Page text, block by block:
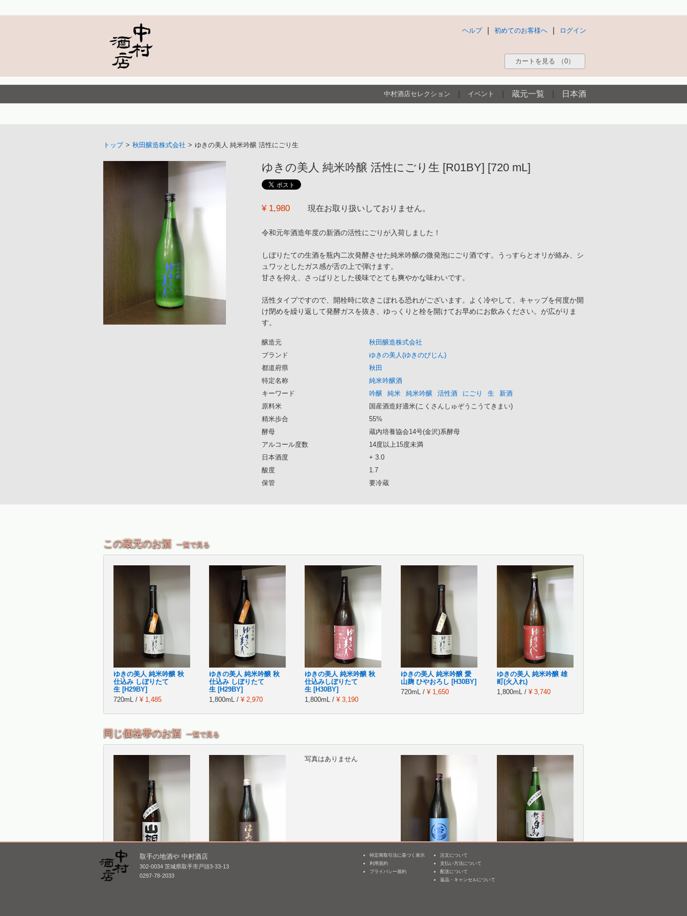
ログイン
初めてのお客様へ
ヘルプ
カートを見る （0）
中村酒店セレクション イベント 蔵元一覧 日本酒
トップ > 秋田醸造株式会社 > ゆきの美人 純米吟醸 活性にごり生
ゆきの美人 純米吟醸 活性にごり生 [R01BY] [720 mL]
¥ 1,980 現在お取り扱いしておりません。
令和元年酒造年度の新酒の活性にごりが入荷しました！
しぼりたての生酒を瓶内二次発酵させた純米吟醸の微発泡にごり酒です。うっすらとオリが絡み、シ
ュワッとしたガス感が舌の上で弾けます。
甘さを抑え、さっぱりとした後味でとても爽やかな味わいです。
活性タイプですので、開栓時に吹きこぼれる恐れがございます。よく冷やして、キャップを何度か開
け閉めを繰り返して発酵ガスを抜き、ゆっくりと栓を開けてお早めにお飲みください。が広がりま
す。
醸造元
秋田醸造株式会社
ブランド
ゆきの美人(ゆきのびじん)
都道府県
秋田
特定名称
純米吟醸酒
キーワード
吟醸 純米 純米吟醸 活性酒 にごり 生
新酒
原料米
国産酒造好適米(こくさんしゅぞうこうてきまい)
精米歩合
55%
酵母
蔵内培養協会14号(金沢)系酵母
アルコール度数
14度以上15度未満
日本酒度
+ 3.0
酸度
1.7
保管
要冷蔵
この蔵元のお酒 一覧で見る
ゆきの美人 純米吟醸 秋
仕込み しぼりたて
生 [H29BY]
720mL / ¥ 1,485
ゆきの美人 純米吟醸 秋
仕込み しぼりたて
生 [H29BY]
1,800mL / ¥ 2,970
ゆきの美人 純米吟醸 秋
仕込みしぼりたて
生 [H30BY]
1,800mL / ¥ 3,190
ゆきの美人 純米吟醸 愛
山麹 ひやおろし [H30BY]
720mL / ¥ 1,650
ゆきの美人 純米吟醸 雄
町(火入れ)
1,800mL / ¥ 3,740
同じ価格帯のお酒 一覧で見る
山間 特別純米酒 仕込み7
号 かめ口直詰め 無濾過
生原酒 [H26BY]
津島屋外伝 純米 the
ancient vintage
写真はありません
山間 特別純米酒 仕込み
11号 かめ口直詰め 無濾
若波 純米吟醸 壽限
無 [H26BY]
¥ 1,760
取手の地酒や 中村酒店
302-0034 茨城県取手市戸頭3-33-13
0297-78-2033
特定商取引法に基づく表示
利用規約
プライバシー規約
注文について
支払い方法について
配送について
返品・キャンセルについて